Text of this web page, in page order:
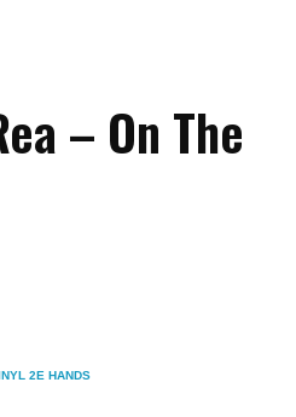
– On The
2E HANDS